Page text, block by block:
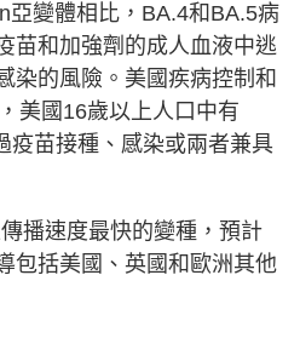
亞變體相比，BA.4和BA.5病
苗和加強劑的成人血液中逃
染的風險。美國疾病控制和
美國16歲以上人口中有
疫苗接種、感染或兩者兼具
播速度最快的變種，預計
包括美國、英國和歐洲其他